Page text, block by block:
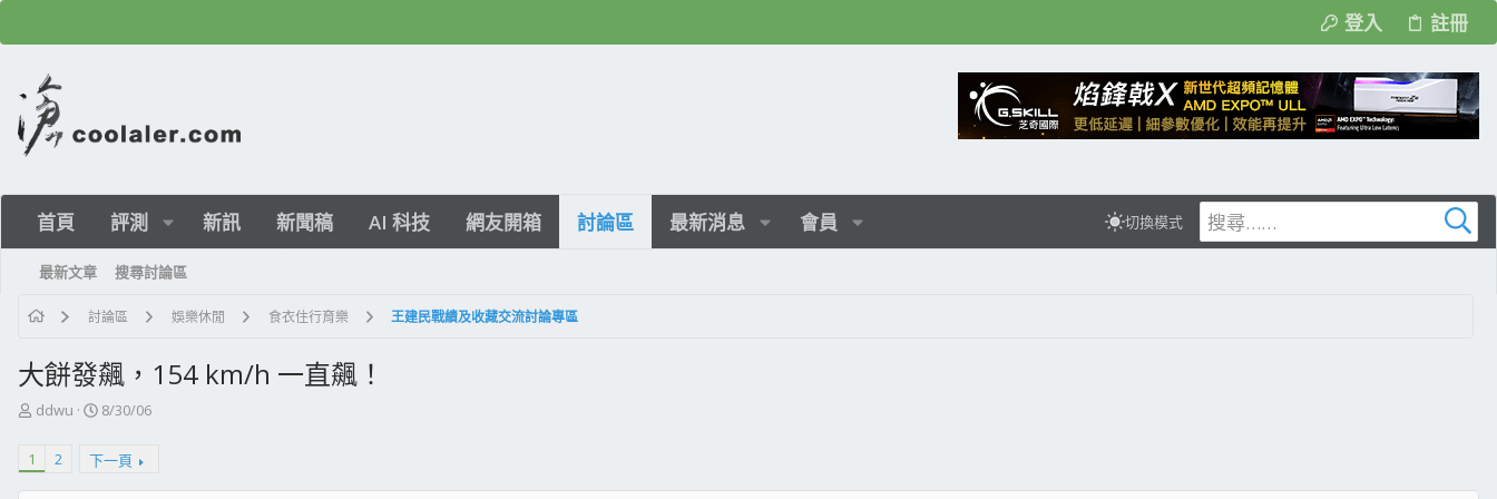
登入 註冊
首頁 評測 新訊 新聞稿 AI 科技 網友開箱 討論區 最新消息 會員 切換模式
最新文章 搜尋討論區
討論區 娛樂休閒 食衣住行育樂 王建民戰績及收藏交流討論專區
大餅發飆，154 km/h 一直飆！
主
起
ddwu
開
日
8/30/06
1 2 下一頁